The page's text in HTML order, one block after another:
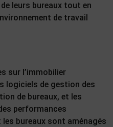
leurs bureaux tout en
de travail
sur l’immobilier
logiciels de gestion des
de bureaux, et les
performances
bureaux sont aménagés